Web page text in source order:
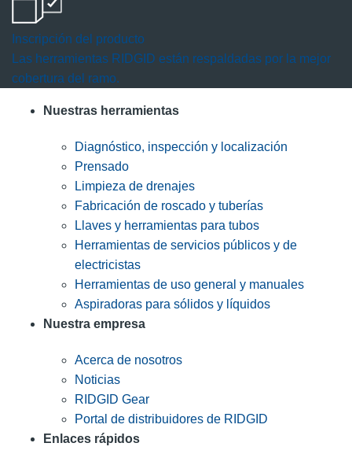
Inscripción del producto
Las herramientas RIDGID están respaldadas por la mejor
cobertura del ramo.
Nuestras herramientas
Diagnóstico, inspección y localización
Prensado
Limpieza de drenajes
Fabricación de roscado y tuberías
Llaves y herramientas para tubos
Herramientas de servicios públicos y de
electricistas
Herramientas de uso general y manuales
Aspiradoras para sólidos y líquidos
Nuestra empresa
Acerca de nosotros
Noticias
RIDGID Gear
Portal de distribuidores de RIDGID
Enlaces rápidos